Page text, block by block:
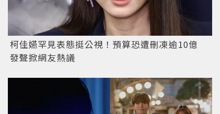
柯佳嬿罕見表態挺公視！預算恐遭刪凍逾10億
發聲掀網友熱議